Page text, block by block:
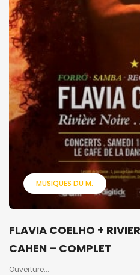
MUSIQUES DU M.
FLAVIA COELHO +
CAHEN – COMPLET
Ouverture...